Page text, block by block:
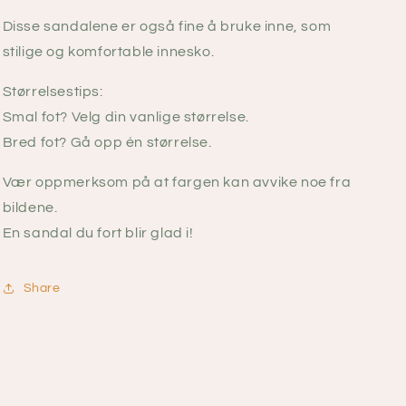
Disse sandalene er også fine å bruke inne, som
stilige og komfortable innesko.
Størrelsestips:
Smal fot? Velg din vanlige størrelse.
Bred fot? Gå opp én størrelse.
Vær oppmerksom på at fargen kan avvike noe fra
bildene.
En sandal du fort blir glad i!
Share